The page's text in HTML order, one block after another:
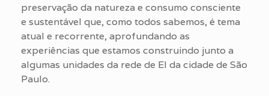
preservação da natureza e consumo consciente
e sustentável que, como todos sabemos, é tema
atual e recorrente, aprofundando as
experiências que estamos construindo junto a
algumas unidades da rede de EI da cidade de São
Paulo.